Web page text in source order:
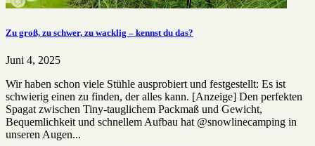
Zu groß, zu schwer, zu wacklig – kennst du das?
Juni 4, 2025
Wir haben schon viele Stühle ausprobiert und festgestellt: Es ist
schwierig einen zu finden, der alles kann. [Anzeige] Den perfekten
Spagat zwischen Tiny-tauglichem Packmaß und Gewicht,
Bequemlichkeit und schnellem Aufbau hat @snowlinecamping in
unseren Augen...